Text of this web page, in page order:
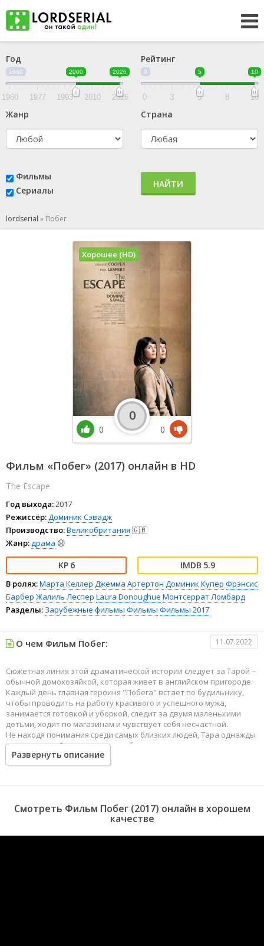
Год
1960 2000 2026
1960 1977 1993 2010 2026
Рейтинг
0 5 10
0 3 5 8 10
Жанр Страна
Фильмы
Сериалы
НАЙТИ
lordserial » Побег
Фильм «Побег» (2017) онлайн в HD
The Escape
Год выхода:2017
Режиссёр:Доминик Сэвадж
Производство:Великобритания 🇬🇧
Жанр:драма 😫
6 5.9
В ролях:Марта Келлер Джемма Артертон Доминик Купер Фрэнсис
Барбер Жалиль Леспер Laura Donoughue Монтсеррат Ломбард
Разделы: Зарубежные фильмы Фильмы Фильмы 2017
Хорошее (HD)
0
0
0
О чем Фильм Побег: 11.07.2022
Сюжетная линия этой драматической истории следует за Тарой –
обычной домохозяйкой, которая живет в английском пригороде.
Каждый день главная героиня "Побега" встает по будильнику,
чтобы проводить на работу красивого и успешного мужа,
занимается готовкой и уборкой, следит за двумя маленькими
детьми, ходит по магазинам и чувствует себя несчастной.
Не находя понимания среди самых близких людей, Тара однажды
нарушает свой распорядок дня, бросает все и отправляется в
Париж. Женщина таким образом решила изменить свою жизнь,
при чем сделала это кардинальным образом.
Развернуть описание
Смотреть Фильм Побег (2017) онлайн в хорошем
качестве